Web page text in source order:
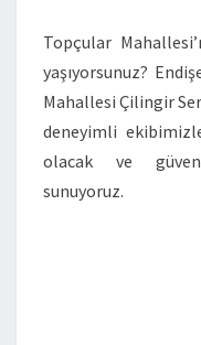
Topçular
yaşıyorsunuz?
Mahallesi Çilingir
deneyimli
olacak ve
sunuyoruz.